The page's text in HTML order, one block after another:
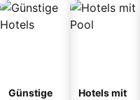
Günstige
Hotels mit